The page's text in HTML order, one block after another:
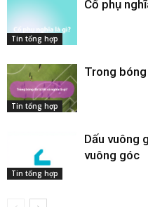
Tin tổng hợp
Cố phụ
Tin tổng hợp
Trong
Tin tổng hợp
Dấu vuông
vuông góc